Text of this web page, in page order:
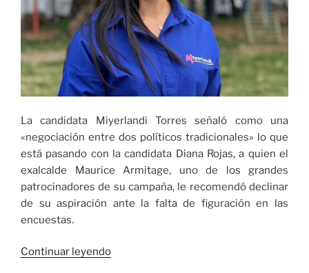
La candidata Miyerlandi Torres señaló como una
«negociación entre dos políticos tradicionales» lo que
está pasando con la candidata Diana Rojas, a quien el
exalcalde Maurice Armitage, uno de los grandes
patrocinadores de su campaña, le recomendó declinar
de su aspiración ante la falta de figuración en las
encuestas.
Continuar leyendo««Es